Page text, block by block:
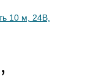
10 м, 24В,